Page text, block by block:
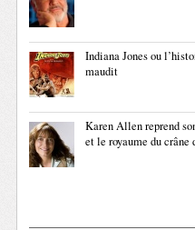
Indiana Jones ou
maudit
Karen Allen reprend
et le royaume du crâne